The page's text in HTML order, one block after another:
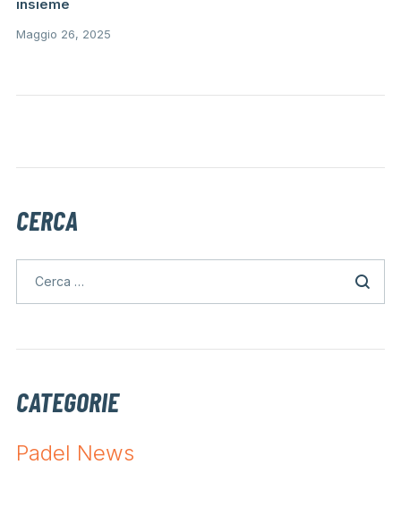
insieme
Maggio 26, 2025
CERCA
CATEGORIE
Padel News